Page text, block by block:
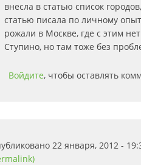
внесла в статью список
статью писала по личному
рожали в Москве, где с этим
Ступино, но там тоже без
Войдите, чтобы оставлять
22 января, 2012 -